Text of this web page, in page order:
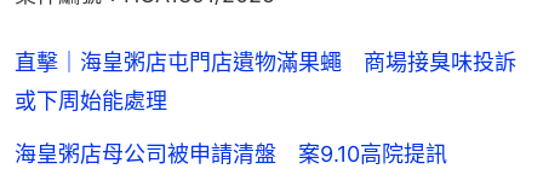
直擊｜海皇粥店屯門店遺物滿果蠅 商場接臭味投訴
或下周始能處理
海皇粥店母公司被申請清盤 案9.10高院提訊